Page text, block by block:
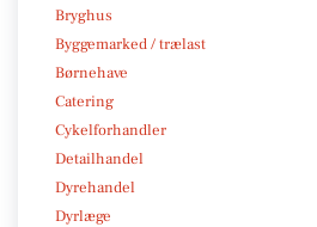
Bryghus
Byggemarked / trælast
Børnehave
Catering
Cykelforhandler
Detailhandel
Dyrehandel
Dyrlæge